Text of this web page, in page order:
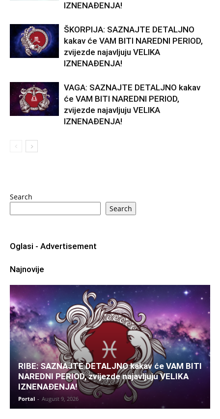
IZNENAĐENJA!
ŠKORPIJA: SAZNAJTE DETALJNO
kakav će VAM BITI NAREDNI PERIOD,
zvijezde najavljuju VELIKA
IZNENAĐENJA!
VAGA: SAZNAJTE DETALJNO kakav
će VAM BITI NAREDNI PERIOD,
zvijezde najavljuju VELIKA
IZNENAĐENJA!
Search
Search
Oglasi - Advertisement
Najnovije
RIBE: SAZNAJTE DETALJNO kakav će VAM BITI
NAREDNI PERIOD, zvijezde najavljuju VELIKA
IZNENAĐENJA!
Portal - August 9, 2026